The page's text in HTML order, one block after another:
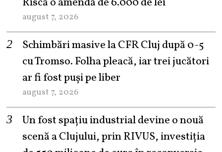
august 7, 2026
Schimbări masive la CFR Cluj după 0-5
cu Tromso. Folha pleacă, iar trei jucători
ar fi fost puși pe liber
august 7, 2026
Un fost spațiu industrial devine o nouă
scenă a Clujului, prin RIVUS, investiția